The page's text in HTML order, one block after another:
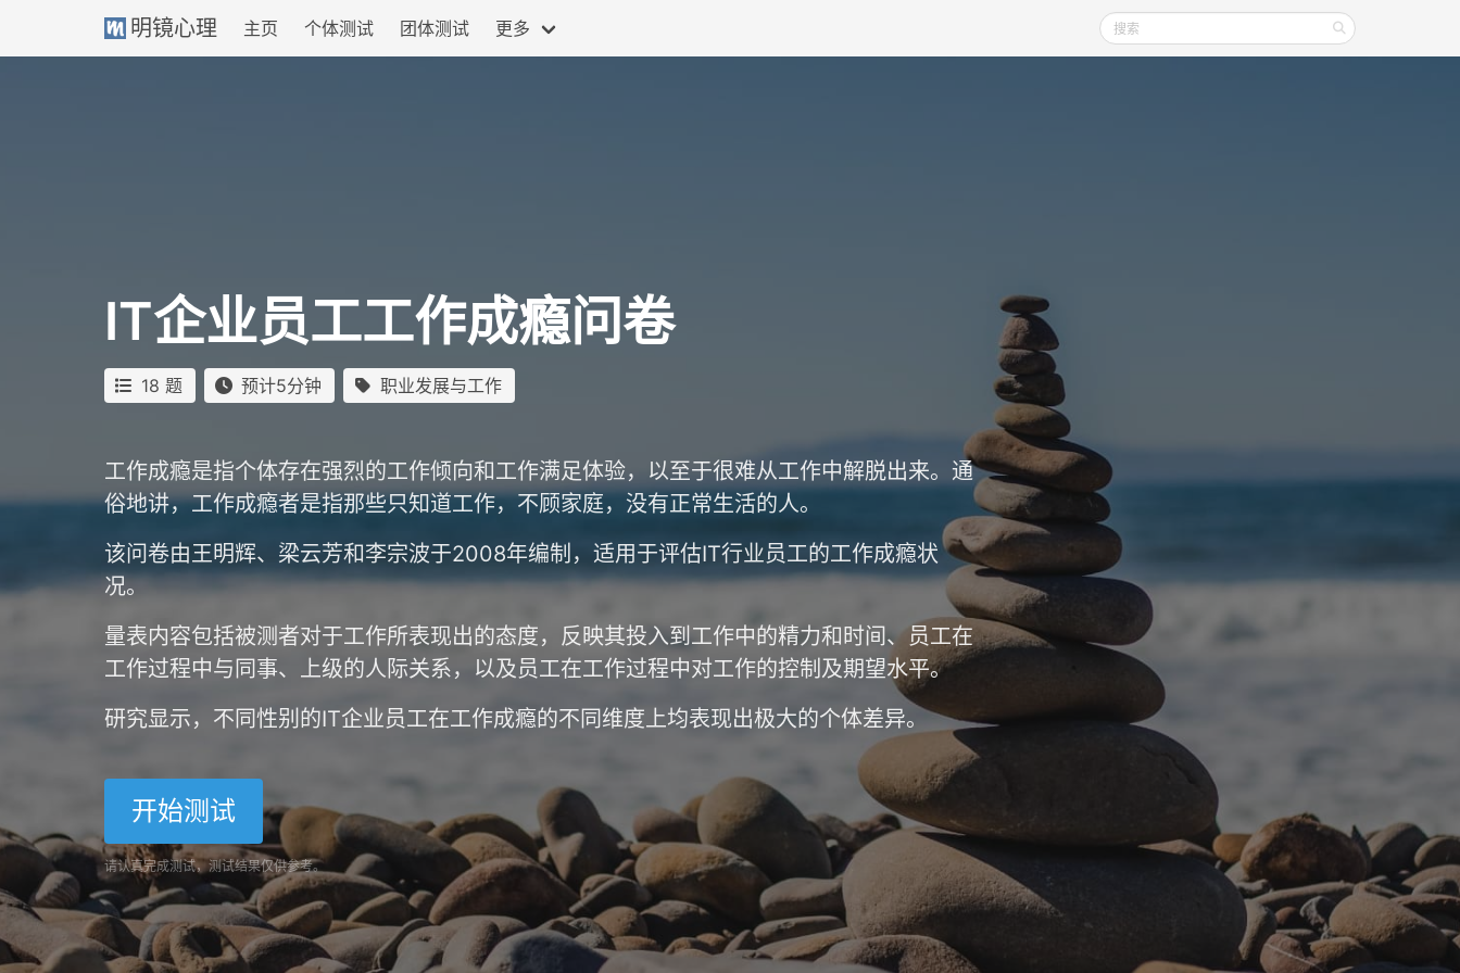
明镜心理 主页 个体测试 团体测试 更多
IT企业员工工作成瘾问卷
18 题 预计5分钟 职业发展与工作
工作成瘾是指个体存在强烈的工作倾向和工作满足体验，以至于很难从工作中解脱出来。通
俗地讲，工作成瘾者是指那些只知道工作，不顾家庭，没有正常生活的人。
该问卷由王明辉、梁云芳和李宗波于2008年编制，适用于评估IT行业员工的工作成瘾状
况。
量表内容包括被测者对于工作所表现出的态度，反映其投入到工作中的精力和时间、员工在
工作过程中与同事、上级的人际关系，以及员工在工作过程中对工作的控制及期望水平。
研究显示，不同性别的IT企业员工在工作成瘾的不同维度上均表现出极大的个体差异。
开始测试
请认真完成测试，测试结果仅供参考。